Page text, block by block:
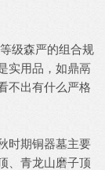
级森严的组合规
实用品，如鼎鬲
不出有什么严格
时期铜器墓主要
、青龙山磨子顶